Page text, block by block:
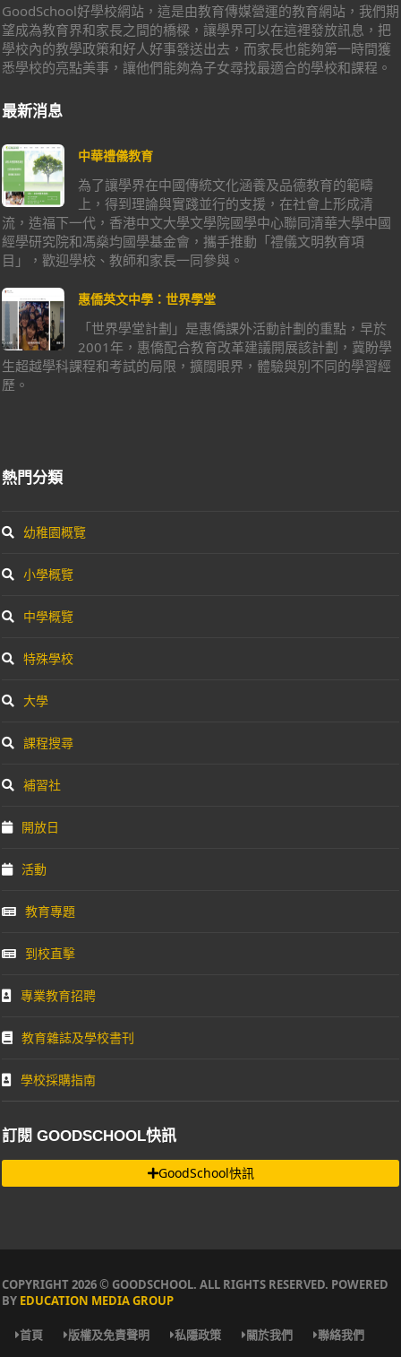
GoodSchool好學校網站，這是由教育傳媒營運的教育網站，我們期
望成為教育界和家長之間的橋樑，讓學界可以在這裡發放訊息，把
學校內的教學政策和好人好事發送出去，而家長也能夠第一時間獲
悉學校的亮點美事，讓他們能夠為子女尋找最適合的學校和課程。
最新消息
中華禮儀教育
為了讓學界在中國傳統文化涵養及品德教育的範疇
上，得到理論與實踐並行的支援，在社會上形成清
流，造福下一代，香港中文大學文學院國學中心聯同清華大學中國
經學研究院和馮燊均國學基金會，攜手推動「禮儀文明教育項
目」，歡迎學校、教師和家長一同參與。
惠僑英文中學：世界學堂
「世界學堂計劃」是惠僑課外活動計劃的重點，早於
2001年，惠僑配合教育改革建議開展該計劃，冀盼學
生超越學科課程和考試的局限，擴闊眼界，體驗與別不同的學習經
歷。
熱門分類
幼稚園概覽
小學概覽
中學概覽
特殊學校
大學
課程搜尋
補習社
開放日
活動
教育專題
到校直擊
專業教育招聘
教育雜誌及學校書刊
學校採購指南
訂閱 GOODSCHOOL快訊
GoodSchool快訊
COPYRIGHT 2026 © GOODSCHOOL. ALL RIGHTS RESERVED. POWERED
BY EDUCATION MEDIA GROUP
首頁 版權及免責聲明 私隱政策 關於我們 聯絡我們